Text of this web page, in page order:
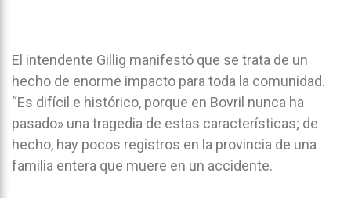
El intendente Gillig manifestó que se trata de un
hecho de enorme impacto para toda la comunidad.
“Es difícil e histórico, porque en Bovril nunca ha
pasado» una tragedia de estas características; de
hecho, hay pocos registros en la provincia de una
familia entera que muere en un accidente.